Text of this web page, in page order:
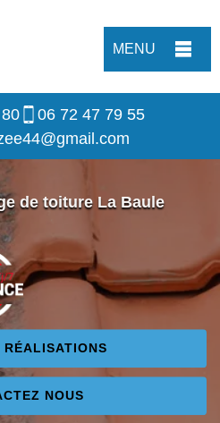
MENU
06 72 47 79 55
de toiture La Baule
RÉALISATIONS
NOUS